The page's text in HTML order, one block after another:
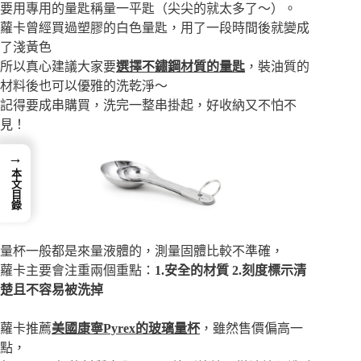
要用專用的量匙稱量一平匙（尖尖的就太多了～）。
蘿卡曾經買過塑膠的白色量匙，用了一段時間後就變成
了淺黃色
所以真心建議大家要選擇不鏽鋼材質的量匙 ，裝油質的
材料後也可以優雅的洗乾淨～
記得要成串購買，洗完一整串掛起，好收納又不怕不
見！
量杯一般都是來量液體的，測量固體比較不準確，
蘿卡主要會注重兩個重點： 1.安全的材質 2.刻度標示清
楚且不容易被洗掉
蘿卡推薦美國康寧Pyrex的玻璃量杯 ，雖然售價偏高一
點，
→
本文目錄